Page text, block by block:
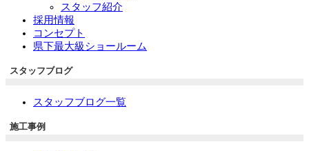
スタッフ紹介
採用情報
コンセプト
県下最大級ショールーム
スタッフブログ
スタッフブログ一覧
施工事例